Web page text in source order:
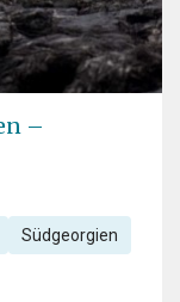
–
Südgeorgien